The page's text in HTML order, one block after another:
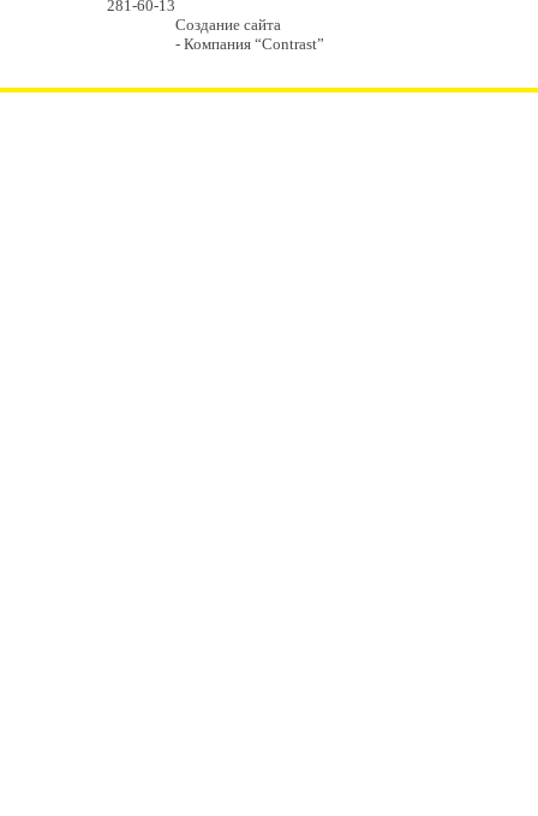
281-60-13
Создание сайта
- Компания “Contrast”